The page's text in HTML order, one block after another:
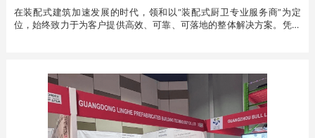
在装配式建筑加速发展的时代，领和以“装配式厨卫专业服务商”为定
位，始终致力于为客户提供高效、可靠、可落地的整体解决方案。凭借